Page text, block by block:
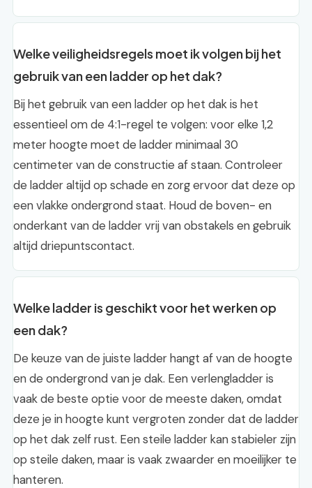
Welke veiligheidsregels moet ik volgen bij het
gebruik van een ladder op het dak?
Bij het gebruik van een ladder op het dak is het
essentieel om de 4:1-regel te volgen: voor elke 1,2
meter hoogte moet de ladder minimaal 30
centimeter van de constructie af staan. Controleer
de ladder altijd op schade en zorg ervoor dat deze op
een vlakke ondergrond staat. Houd de boven- en
onderkant van de ladder vrij van obstakels en gebruik
altijd driepuntscontact.
Welke ladder is geschikt voor het werken op
een dak?
De keuze van de juiste ladder hangt af van de hoogte
en de ondergrond van je dak. Een verlengladder is
vaak de beste optie voor de meeste daken, omdat
deze je in hoogte kunt vergroten zonder dat de ladder
op het dak zelf rust. Een steile ladder kan stabieler zijn
op steile daken, maar is vaak zwaarder en moeilijker te
hanteren.